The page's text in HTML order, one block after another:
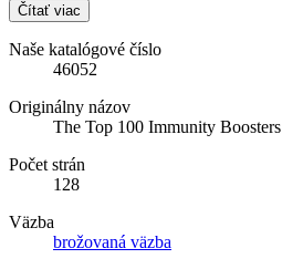
Čítať viac
Naše katalógové číslo
46052
Originálny názov
The Top 100 Immunity Boosters
Počet strán
128
Väzba
brožovaná väzba